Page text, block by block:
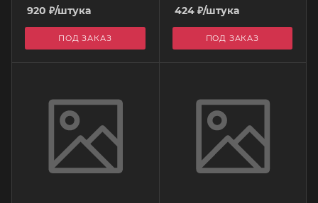
920 ₽/штука
ПОД ЗАКАЗ
424₽/штука
ПОД ЗАКАЗ